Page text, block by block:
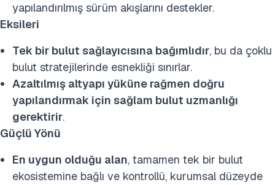
yapılandırılmış sürüm akışlarını destekler.
Eksileri
Tek bir bulut sağlayıcısına bağımlıdır, bu da çoklu
bulut stratejilerinde esnekliği sınırlar.
Azaltılmış altyapı yüküne rağmen doğru
yapılandırmak için sağlam bulut uzmanlığı
gerektirir.
Güçlü Yönü
En uygun olduğu alan, tamamen tek bir bulut
ekosistemine bağlı ve kontrollü, kurumsal düzeyde